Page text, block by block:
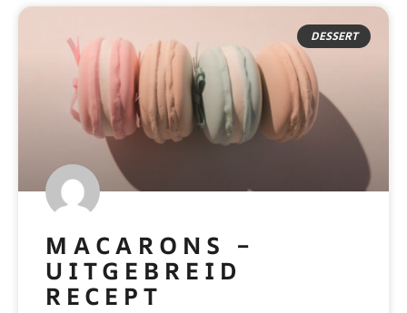
DESSERT
MACARONS –
UITGEBREID
RECEPT